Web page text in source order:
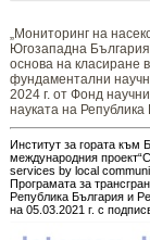
„Мониторинг ​​​на
Югозападна
основа на класиране
фундаментални
2024 г. от Фонд
науката на Република
Институт за гората към
международния
services by local
Програмата за
Република България и
на 05.03.2021 г. с